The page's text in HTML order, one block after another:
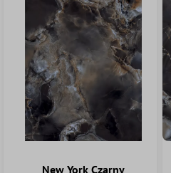
New York Czarny